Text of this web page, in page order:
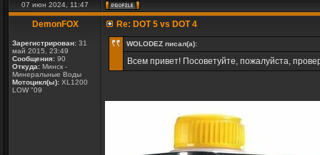
07 июн 2024, 11:47
DemonFOX
Зарегистрирован: 31
май 2015, 23:49
Сообщения: 90
Откуда: Минск -
Минеральные Воды
Мотоцикл(ы): XL1200
LOW "09
Re: DOT 5 vs DOT 4
WOLODEZ писал(а):
Всем привет! Посоветуйте, пожалуйста,